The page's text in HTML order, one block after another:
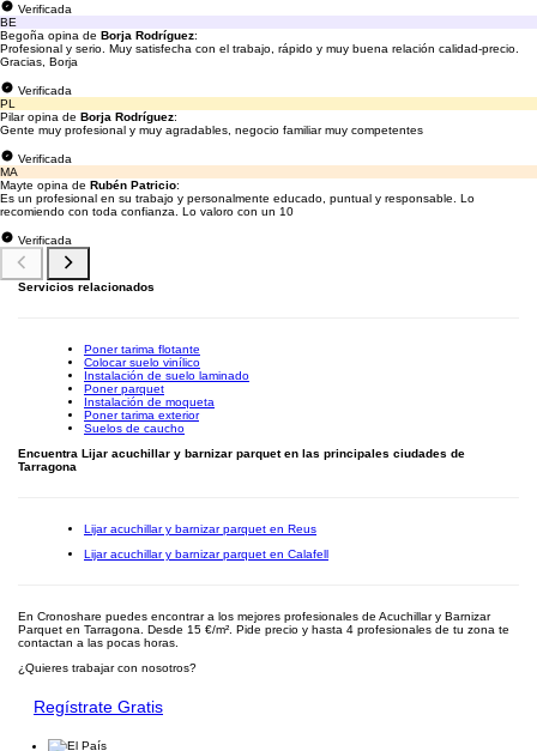
Verificada
BE
Begoña opina de Borja Rodríguez:
Profesional y serio. Muy satisfecha con el trabajo, rápido y muy buena relación calidad-precio.
Gracias, Borja
Verificada
PL
Pilar opina de Borja Rodríguez:
Gente muy profesional y muy agradables, negocio familiar muy competentes
Verificada
MA
Mayte opina de Rubén Patricio:
Es un profesional en su trabajo y personalmente educado, puntual y responsable. Lo
recomiendo con toda confianza. Lo valoro con un 10
Verificada
Servicios relacionados
Poner tarima flotante
Colocar suelo vinílico
Instalación de suelo laminado
Poner parquet
Instalación de moqueta
Poner tarima exterior
Suelos de caucho
Encuentra Lijar acuchillar y barnizar parquet en las principales ciudades de
Tarragona
Lijar acuchillar y barnizar parquet en Reus
Lijar acuchillar y barnizar parquet en Calafell
En Cronoshare puedes encontrar a los mejores profesionales de Acuchillar y Barnizar
Parquet en Tarragona. Desde 15 €/m². Pide precio y hasta 4 profesionales de tu zona te
contactan a las pocas horas.
¿Quieres trabajar con nosotros?
Regístrate Gratis